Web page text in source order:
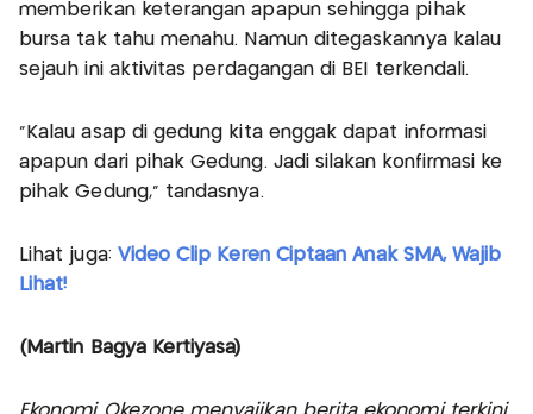
memberikan keterangan apapun sehingga pihak
bursa tak tahu menahu. Namun ditegaskannya kalau
sejauh ini aktivitas perdagangan di BEI terkendali.
"Kalau asap di gedung kita enggak dapat informasi
apapun dari pihak Gedung. Jadi silakan konfirmasi ke
pihak Gedung," tandasnya.
Lihat juga: Video Clip Keren Ciptaan Anak SMA, Wajib
Lihat!
(Martin Bagya Kertiyasa)